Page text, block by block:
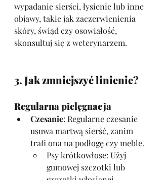
wypadanie sierści, łysienie lub inne
objawy, takie jak zaczerwienienia
skóry, świąd czy osowiałość,
skonsultuj się z weterynarzem.
3. Jak zmniejszyć linienie?
Regularna pielęgnacja
Czesanie: Regularne czesanie
usuwa martwą sierść, zanim
trafi ona na podłogę czy meble.
Psy krótkowłose: Użyj
gumowej szczotki lub